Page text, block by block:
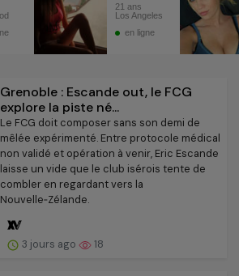
Grenoble : Escande out, le FCG
explore la piste né...
Le FCG doit composer sans son demi de
mêlée expérimenté. Entre protocole médical
non validé et opération à venir, Eric Escande
laisse un vide que le club isérois tente de
combler en regardant vers la
Nouvelle‑Zélande.
3 jours ago 18